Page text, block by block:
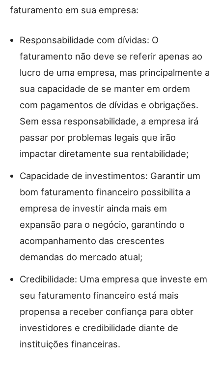
faturamento em sua empresa:
Responsabilidade com dívidas: O
faturamento não deve se referir apenas ao
lucro de uma empresa, mas principalmente a
sua capacidade de se manter em ordem
com pagamentos de dívidas e obrigações.
Sem essa responsabilidade, a empresa irá
passar por problemas legais que irão
impactar diretamente sua rentabilidade;
Capacidade de investimentos: Garantir um
bom faturamento financeiro possibilita a
empresa de investir ainda mais em
expansão para o negócio, garantindo o
acompanhamento das crescentes
demandas do mercado atual;
Credibilidade: Uma empresa que investe em
seu faturamento financeiro está mais
propensa a receber confiança para obter
investidores e credibilidade diante de
instituições financeiras.